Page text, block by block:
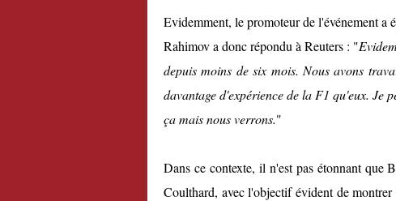
Evidemment, le promoteur de l'événement a
Rahimov a donc répondu à Reuters : "
depuis moins de six mois. Nous avons
davantage d'expérience de la F1 qu'eux. Je
ça mais nous verrons."
Dans ce contexte, il n'est pas étonnant que
Coulthard, avec l'objectif évident de